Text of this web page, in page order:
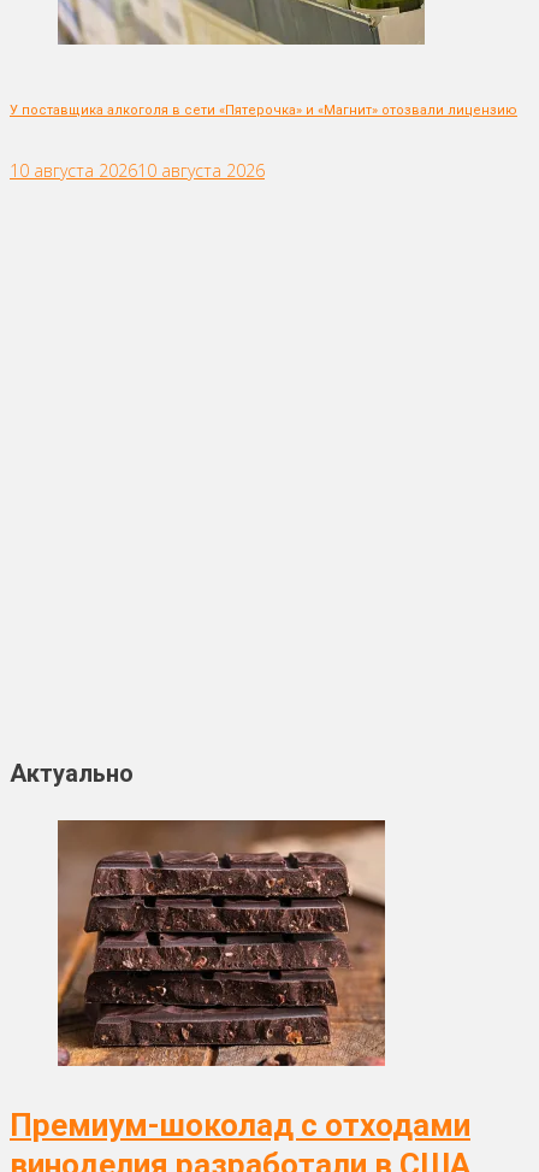
У поставщика алкоголя в сети «Пятерочка» и «Магнит» отозвали лицензию
10 августа 202610 августа 2026
Актуально
Премиум-шоколад с отходами